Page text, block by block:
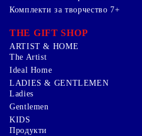
Комплекти за творчество 7+
THE GIFT SHOP
ARTIST & HOME
The Artist
Ideal Home
LADIES & GENTLEMEN
Ladies
Gentlemen
KIDS
Продукти